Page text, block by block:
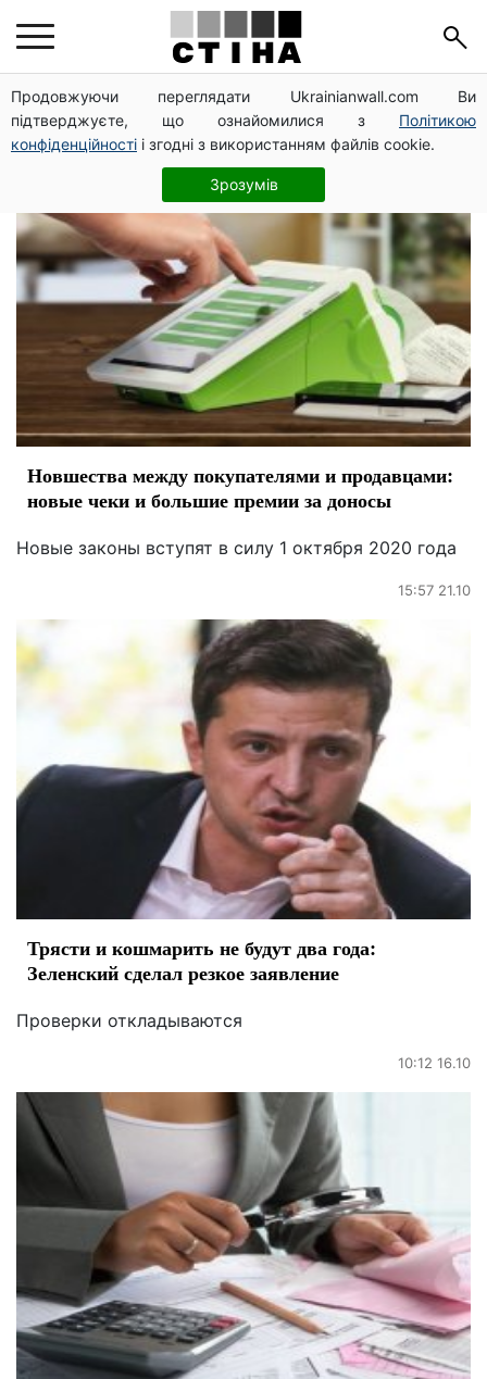
Продовжуючи переглядати Ukrainianwall.com Ви
підтверджуєте, що ознайомилися з Політикою
конфіденційності і згодні з використанням файлів cookie.
Зрозумів
бизнес
Новшества между покупателями и продавцами:
новые чеки и большие премии за доносы
Новые законы вступят в силу 1 октября 2020 года
15:57 21.10
Трясти и кошмарить не будут два года:
Зеленский сделал резкое заявление
Проверки откладываются
10:12 16.10